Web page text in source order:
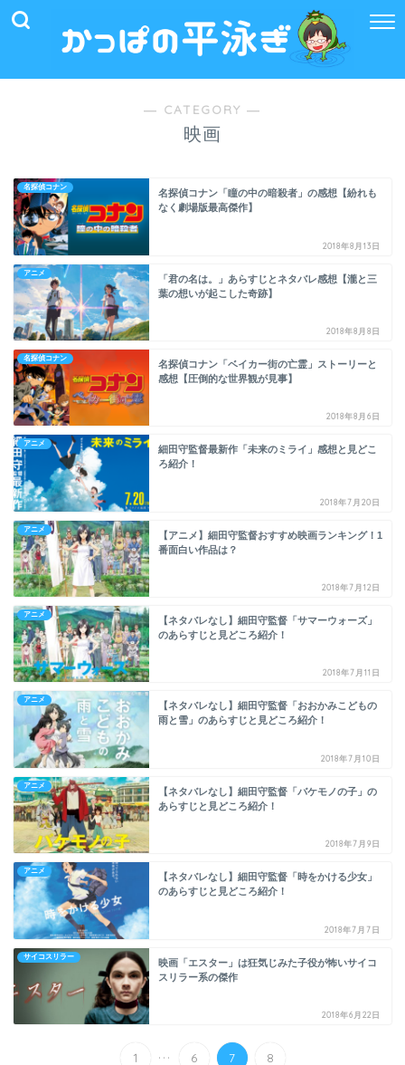
― CATEGORY ―
映画
名探偵コナン
名探偵コナン「瞳の中の暗殺者」の感想【紛れも
なく劇場版最高傑作】
2018年8月13日
アニメ
「君の名は。」あらすじとネタバレ感想【瀧と三
葉の想いが起こした奇跡】
2018年8月8日
名探偵コナン
名探偵コナン「ベイカー街の亡霊」ストーリーと
感想【圧倒的な世界観が見事】
2018年8月6日
アニメ
細田守監督最新作「未来のミライ」感想と見どこ
ろ紹介！
2018年7月20日
アニメ
【アニメ】細田守監督おすすめ映画ランキング！1
番面白い作品は？
2018年7月12日
アニメ
【ネタバレなし】細田守監督「サマーウォーズ」
のあらすじと見どころ紹介！
2018年7月11日
アニメ
【ネタバレなし】細田守監督「おおかみこどもの
雨と雪」のあらすじと見どころ紹介！
2018年7月10日
アニメ
【ネタバレなし】細田守監督「バケモノの子」の
あらすじと見どころ紹介！
2018年7月9日
アニメ
【ネタバレなし】細田守監督「時をかける少女」
のあらすじと見どころ紹介！
2018年7月7日
サイコスリラー
映画「エスター」は狂気じみた子役が怖いサイコ
スリラー系の傑作
2018年6月22日
1 ... 6 7 8